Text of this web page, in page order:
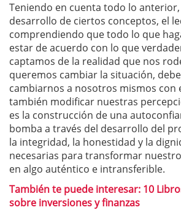
Teniendo en cuenta todo lo anterior,
desarrollo de ciertos conceptos, el
comprendiendo que todo lo que
estar de acuerdo con lo que
captamos de la realidad que nos
queremos cambiar la situación,
cambiarnos a nosotros mismos con
también modificar nuestras
es la construcción de una
bomba a través del desarrollo del
la integridad, la honestidad y la
necesarias para transformar
en algo auténtico e intransferible.
También te puede interesar: 10
sobre inversiones y finanzas